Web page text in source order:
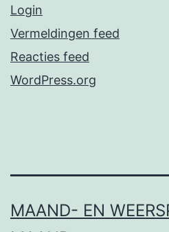
Login
Vermeldingen feed
Reacties feed
WordPress.org
MAAND- EN